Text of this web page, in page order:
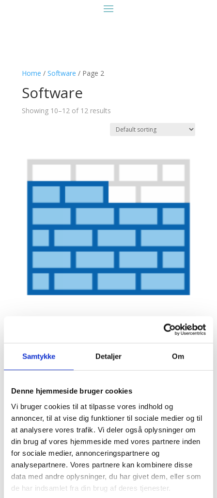
Samtykke Detaljer Om
Denne hjemmeside bruger cookies
Vi bruger cookies til at tilpasse vores indhold og
annoncer, til at vise dig funktioner til sociale medier og til
at analysere vores trafik. Vi deler også oplysninger om
din brug af vores hjemmeside med vores partnere inden
for sociale medier, annonceringspartnere og
analysepartnere. Vores partnere kan kombinere disse
data med andre oplysninger, du har givet dem, eller som
de har indsamlet fra din brug af deres tjenester.
Home / Software / Page 2
Software
Showing 10–12 of 12 results